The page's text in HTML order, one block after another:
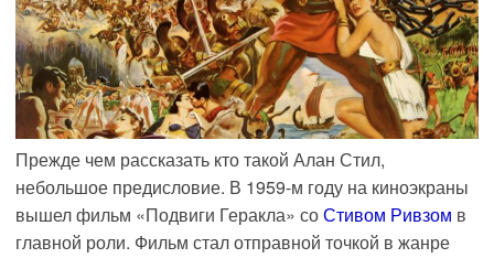
Прежде чем рассказать кто такой Алан Стил,
небольшое предисловие. В 1959-м году на киноэкраны
вышел фильм «Подвиги Геракла» соСтивом Ривзом в
главной роли. Фильм стал отправной точкой в жанре